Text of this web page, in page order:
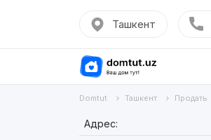
Ташкент
Domtut Ташкент Продать
Адрес: